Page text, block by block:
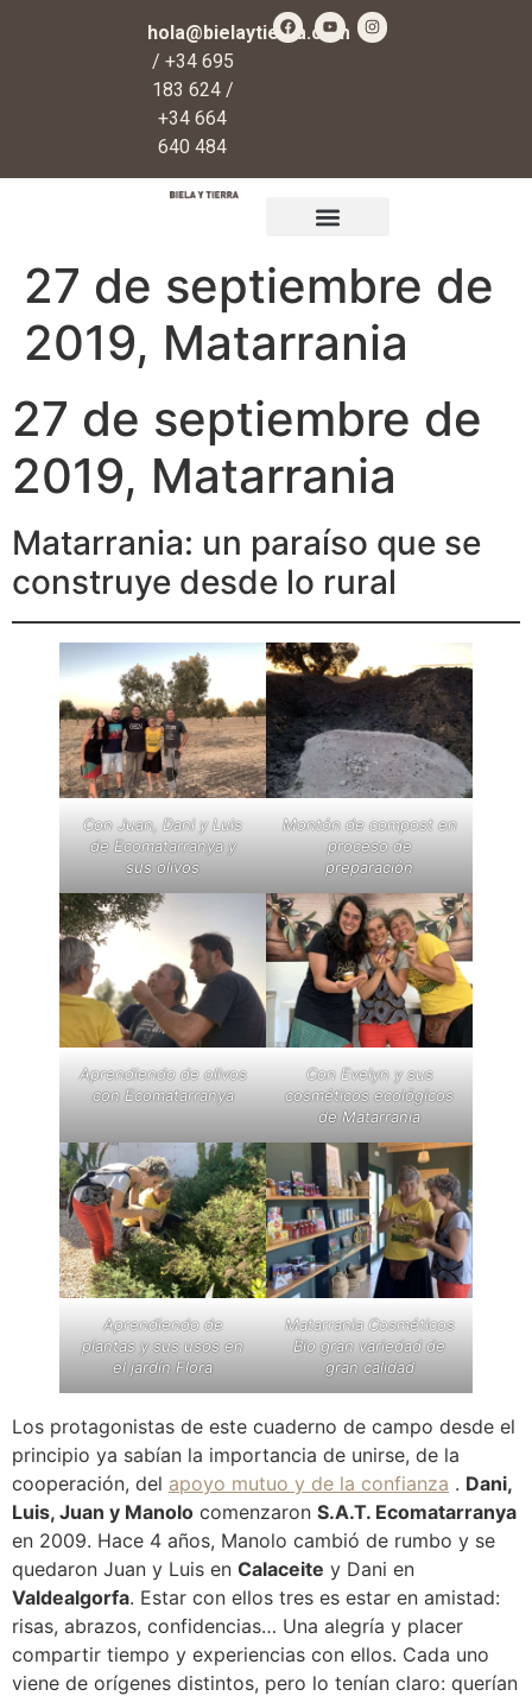
hola@bielaytierra.com
/ +34 695
183 624 /
+34 664
640 484
27 de septiembre de
2019, Matarrania
27 de septiembre de
2019, Matarrania
Matarrania: un paraíso que se
construye desde lo rural
Con Juan, Dani y Luis
de Ecomatarranya y
sus olivos
Montón de compost en
proceso de
preparación
Aprendiendo de olivos
con Ecomatarranya
Con Evelyn y sus
cosméticos ecológicos
de Matarrania
Aprendiendo de
plantas y sus usos en
el jardín Flora
Matarrania Cosméticos
Bio gran variedad de
gran calidad
Los protagonistas de este cuaderno de campo desde el
principio ya sabían la importancia de unirse, de la
cooperación, del apoyo mutuo y de la confianza . Dani,
Luis, Juan y Manolo comenzaron S.A.T. Ecomatarranya
en 2009. Hace 4 años, Manolo cambió de rumbo y se
quedaron Juan y Luis en Calaceite y Dani en
Valdealgorfa. Estar con ellos tres es estar en amistad:
risas, abrazos, confidencias… Una alegría y placer
compartir tiempo y experiencias con ellos. Cada uno
viene de orígenes distintos, pero lo tenían claro: querían